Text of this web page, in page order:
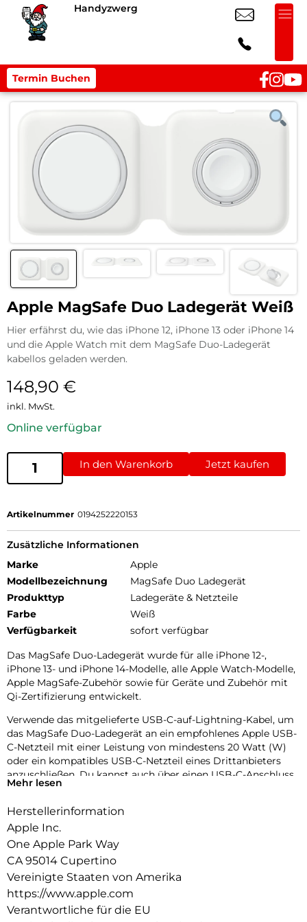
Handyzwerg
Termin Buchen
Apple MagSafe Duo Ladegerät Weiß
Hier erfährst du, wie das iPhone 12, iPhone 13 oder iPhone 14
und die Apple Watch mit dem MagSafe Duo-Ladegerät
kabellos geladen werden.
148,90 €
inkl. MwSt.
Online verfügbar
In den Warenkorb Jetzt kaufen
Artikelnummer 0194252220153
Zusätzliche Informationen
Marke
Apple
Modellbezeichnung
MagSafe Duo Ladegerät
Produkttyp
Ladegeräte & Netzteile
Farbe
Weiß
Verfügbarkeit
sofort verfügbar
Das MagSafe Duo-Ladegerät wurde für alle iPhone 12-,
iPhone 13- und iPhone 14-Modelle, alle Apple Watch-Modelle,
Apple MagSafe-Zubehör sowie für Geräte und Zubehör mit
Qi-Zertifizierung entwickelt.
Verwende das mitgelieferte USB-C-auf-Lightning-Kabel, um
das MagSafe Duo-Ladegerät an ein empfohlenes Apple USB-
C-Netzteil mit einer Leistung von mindestens 20 Watt (W)
oder ein kompatibles USB-C-Netzteil eines Drittanbieters
anzuschließen. Du kannst auch über einen USB-C-Anschluss
eine Verbindung zu einem Mac oder PC herstellen.
Lege das MagSafe Duo-Ladegerät wie abgebildet mit der
Oberseite nach oben auf eine flache Oberfläche, auf der sich
keine Metallgegenstände oder anderes Fremdmaterial
befinden.
Schnelleres kabelloses Laden von iPhone 12-, iPhone 13- und
iPhone 14-Modellen:
Mit dem MagSafe Duo-Ladegerät kannst du das iPhone 12,
iPhone 13 oder iPhone 14 und die Apple Watch gleichzeitig
Mehr lesen
Herstellerinformation
Apple Inc.
One Apple Park Way
CA 95014 Cupertino
Vereinigte Staaten von Amerika
https://www.apple.com
Verantwortliche für die EU